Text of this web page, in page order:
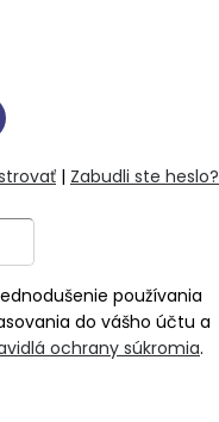
| Zabudli ste heslo?
používania
do vášho účtu a
ochrany súkromia.